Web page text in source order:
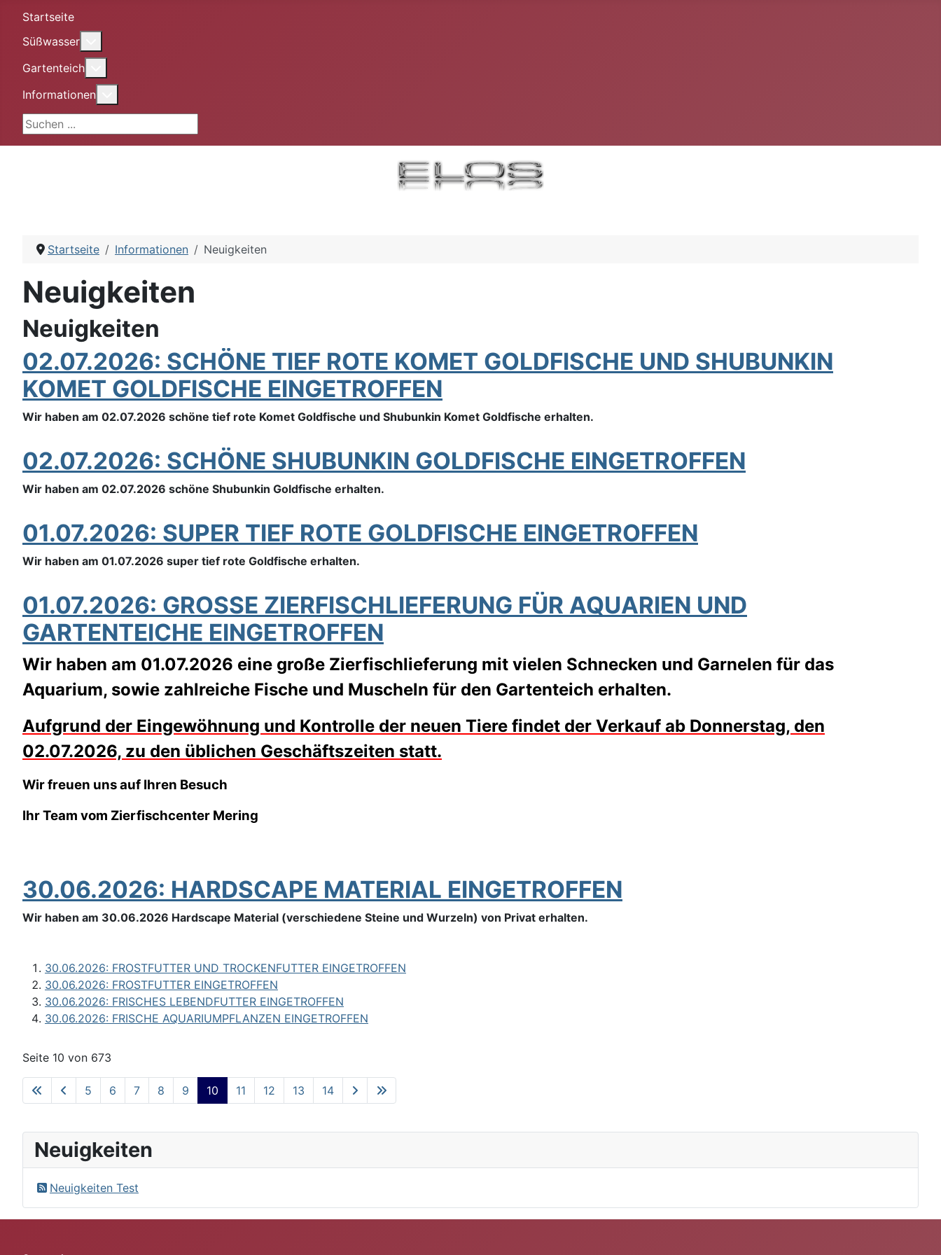
Startseite
Süßwasser
Gartenteich
Informationen
Suchen ...
Startseite Informationen Neuigkeiten
Neuigkeiten
Neuigkeiten
02.07.2026: SCHÖNE TIEF ROTE KOMET GOLDFISCHE UND SHUBUNKIN
KOMET GOLDFISCHE EINGETROFFEN
Wir haben am 02.07.2026 schöne tief rote Komet Goldfische und Shubunkin Komet Goldfische erhalten.
02.07.2026: SCHÖNE SHUBUNKIN GOLDFISCHE EINGETROFFEN
Wir haben am 02.07.2026 schöne Shubunkin Goldfische erhalten.
01.07.2026: SUPER TIEF ROTE GOLDFISCHE EINGETROFFEN
Wir haben am 01.07.2026 super tief rote Goldfische erhalten.
01.07.2026: GROSSE ZIERFISCHLIEFERUNG FÜR AQUARIEN UND
GARTENTEICHE EINGETROFFEN
Wir haben am 01.07.2026 eine große Zierfischlieferung mit vielen Schnecken und Garnelen für das
Aquarium, sowie zahlreiche Fische und Muscheln für den Gartenteich erhalten.
Aufgrund der Eingewöhnung und Kontrolle der neuen Tiere findet der Verkauf ab Donnerstag, den
02.07.2026, zu den üblichen Geschäftszeiten statt.
Wir freuen uns auf Ihren Besuch
Ihr Team vom Zierfischcenter Mering
30.06.2026: HARDSCAPE MATERIAL EINGETROFFEN
Wir haben am 30.06.2026 Hardscape Material (verschiedene Steine und Wurzeln) von Privat erhalten.
30.06.2026: FROSTFUTTER UND TROCKENFUTTER EINGETROFFEN
30.06.2026: FROSTFUTTER EINGETROFFEN
30.06.2026: FRISCHES LEBENDFUTTER EINGETROFFEN
30.06.2026: FRISCHE AQUARIUMPFLANZEN EINGETROFFEN
Seite 10 von 673
5 6 7 8 9 10 11 12 13 14
Neuigkeiten
Neuigkeiten Test